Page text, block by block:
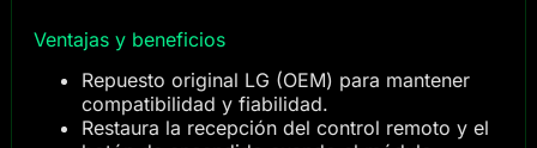
Ventajas y beneficios
Repuesto original LG (OEM) para mantener
compatibilidad y fiabilidad.
Restaura la recepción del control remoto y el